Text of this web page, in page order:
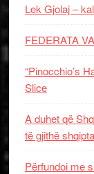
Lek Gjolaj –
FEDERATA
“Pinocchio’s
Slice
A duhet që
të gjithë
Përfundoi me